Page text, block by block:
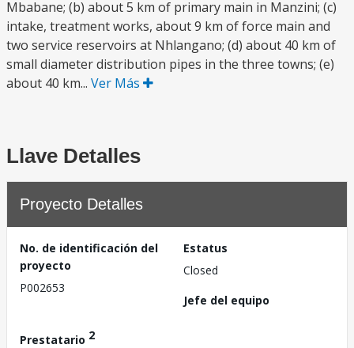
Mbabane; (b) about 5 km of primary main in Manzini; (c)
intake, treatment works, about 9 km of force main and
two service reservoirs at Nhlangano; (d) about 40 km of
small diameter distribution pipes in the three towns; (e)
about 40 km... Ver Más
Llave Detalles
Proyecto Detalles
No. de identificación del
proyecto
P002653
Estatus
Closed
Jefe del equipo
Prestatario 2